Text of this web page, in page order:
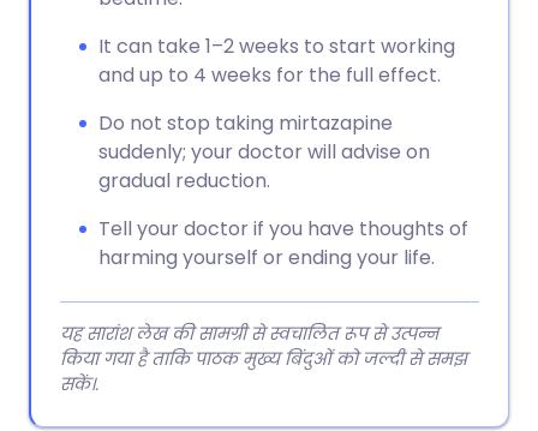
It can take 1–2 weeks to start working
and up to 4 weeks for the full effect.
Do not stop taking mirtazapine
suddenly; your doctor will advise on
gradual reduction.
Tell your doctor if you have thoughts of
harming yourself or ending your life.
यह सारांश लेख की सामग्री से स्वचालित रूप से उत्पन्न
किया गया है ताकि पाठक मुख्य बिंदुओं को जल्दी से समझ
सकें।.